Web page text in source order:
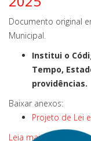
Documento original
Municipal.
Institui o
Tempo,
providências.
Baixar anexos:
Projeto de Lei
Leia mais ...